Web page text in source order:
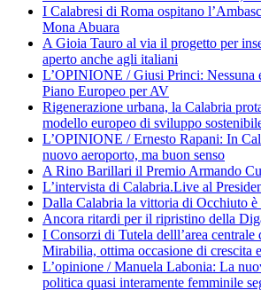
I Calabresi di Roma ospitano
Mona Abuara
A Gioia Tauro al via il progetto per
aperto anche agli italiani
L’OPINIONE / Giusi Princi: Nessuna
Piano Europeo per AV
Rigenerazione urbana, la Calabria
modello europeo di sviluppo
L’OPINIONE / Ernesto Rapani: In
nuovo aeroporto, ma buon senso
A Rino Barillari il Premio Armando
L’intervista di Calabria.Live al
Dalla Calabria la vittoria di Occhiuto è
Ancora ritardi per il ripristino della
I Consorzi di Tutela delll’area centrale
Mirabilia, ottima occasione di crescita
L’opinione / Manuela Labonia: La
politica quasi interamente femminile